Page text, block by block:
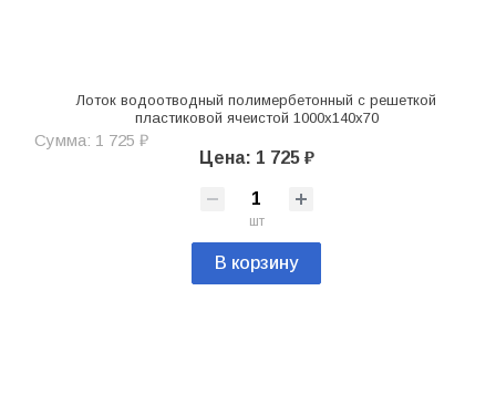
Лоток водоотводный полимербетонный с решеткой
пластиковой ячеистой 1000х140х70
Сумма: 1 725 ₽
Цена: 1 725 ₽
шт
В корзину